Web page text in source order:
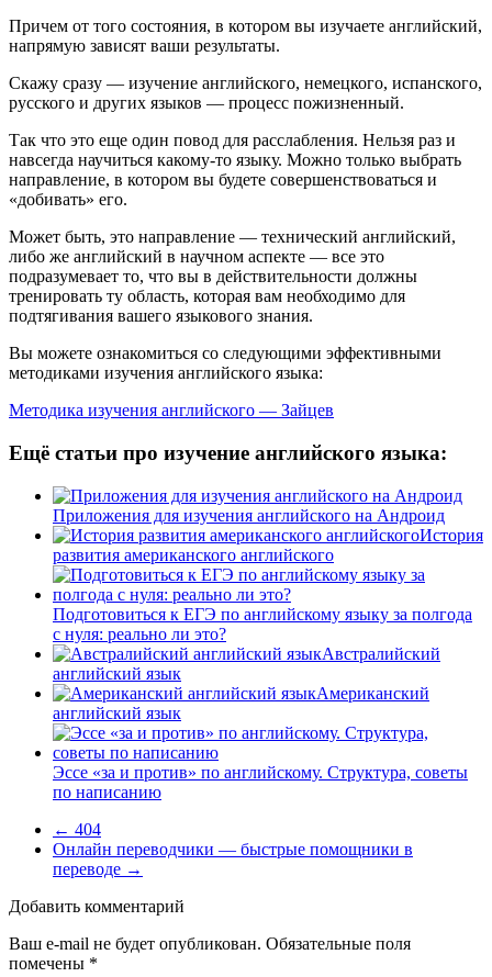
Причем от того состояния, в котором вы изучаете английский,
напрямую зависят ваши результаты.
Скажу сразу — изучение английского, немецкого, испанского,
русского и других языков — процесс пожизненный.
Так что это еще один повод для расслабления. Нельзя раз и
навсегда научиться какому-то языку. Можно только выбрать
направление, в котором вы будете совершенствоваться и
«добивать» его.
Может быть, это направление — технический английский,
либо же английский в научном аспекте — все это
подразумевает то, что вы в действительности должны
тренировать ту область, которая вам необходимо для
подтягивания вашего языкового знания.
Вы можете ознакомиться со следующими эффективными
методиками изучения английского языка:
Методика изучения английского — Зайцев
Ещё статьи про изучение английского языка:
Приложения для изучения английского на Андроид
История
развития американского английского
Подготовиться к ЕГЭ по английскому языку за полгода
с нуля: реально ли это?
Австралийский
английский язык
Американский
английский язык
Эссе «за и против» по английскому. Структура, советы
по написанию
← 404
Онлайн переводчики — быстрые помощники в
переводе →
Добавить комментарий
Ваш e-mail не будет опубликован. Обязательные поля
помечены *